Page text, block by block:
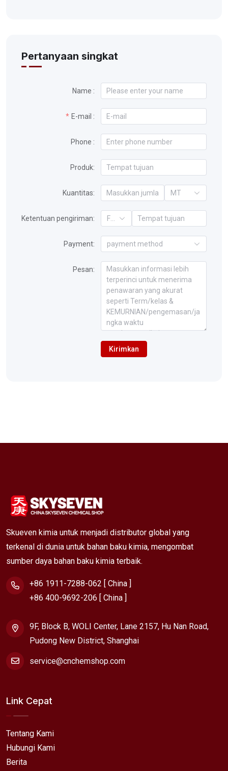
Pertanyaan singkat
Name :
E-mail :
Phone :
Produk:
Kuantitas: MT
Ketentuan pengiriman:
Payment: payment method
Pesan:
Kirimkan
Skueven kimia untuk menjadi distributor global yang
terkenal di dunia untuk bahan baku kimia, mengombat
sumber daya bahan baku kimia terbaik.
+86 1911-7288-062 [ China ]
+86 400-9692-206 [ China ]
9F, Block B, WOLI Center, Lane 2157, Hu Nan Road,
Pudong New District, Shanghai
service@cnchemshop.com
Link Cepat
Tentang Kami
Hubungi Kami
Berita